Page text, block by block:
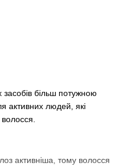
засобів більш потужною
активних людей, які
активніша, тому волосся